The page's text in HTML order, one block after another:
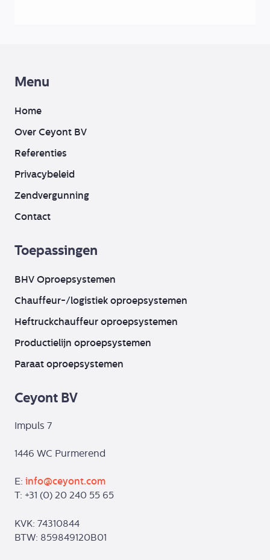
Menu
Home
Over Ceyont BV
Referenties
Privacybeleid
Zendvergunning
Contact
Toepassingen
BHV Oproepsystemen
Chauffeur-/logistiek oproepsystemen
Heftruckchauffeur oproepsystemen
Productielijn oproepsystemen
Paraat oproepsystemen
Ceyont BV
Impuls 7
1446 WC Purmerend
E: info@ceyont.com
T: +31 (0) 20 240 55 65
KVK: 74310844
BTW: 859849120B01